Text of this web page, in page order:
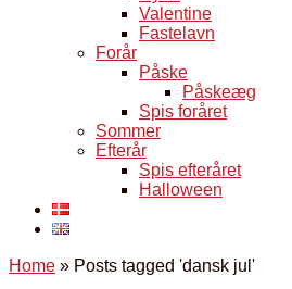
Valentine
Fastelavn
Forår
Påske
Påskeæg
Spis foråret
Sommer
Efterår
Spis efteråret
Halloween
Home » Posts tagged 'dansk jul'